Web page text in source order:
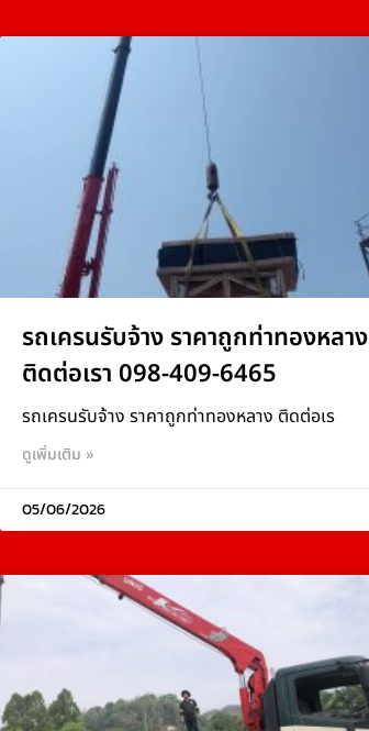
รถเครนรับจ้าง ราคาถูกท่าทองหลาง
ติดต่อเรา 098-409-6465
รถเครนรับจ้าง ราคาถูกท่าทองหลาง ติดต่อเร
ดูเพิ่มเติม »
05/06/2026